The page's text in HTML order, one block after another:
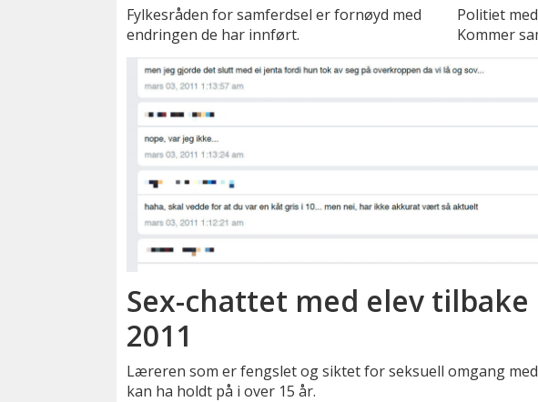
Fylkesråden for samferdsel er fornøyd med
endringen de har innført.
Politiet
Kommer
Sex-chattet med elev tilbake
2011
Læreren som er fengslet og siktet for seksuell omgang
kan ha holdt på i over 15 år.